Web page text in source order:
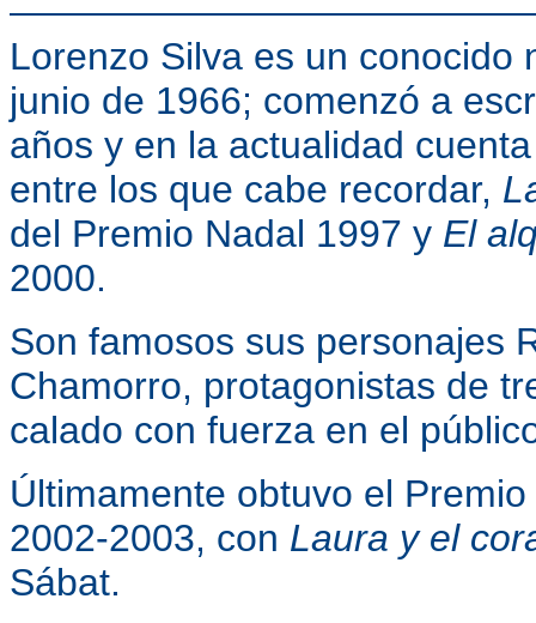
Lorenzo Silva es un conocido
junio de 1966; comenzó a
años y en la actualidad
entre los que cabe recordar,
del Premio Nadal 1997 y El
2000.
Son famosos sus personajes
Chamorro, protagonistas de
calado con fuerza en el
Últimamente obtuvo el
2002-2003, con Laura y el
Sábat.